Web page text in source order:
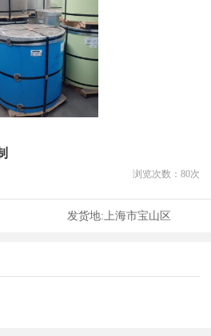
浏览次数： 80次
发货地: 上海市宝山区